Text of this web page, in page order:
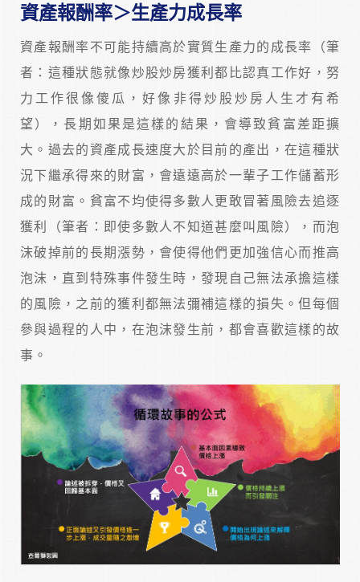
資產報酬率＞生產力成長率
資產報酬率不可能持續高於實質生產力的成長率（筆
者：這種狀態就像炒股炒房獲利都比認真工作好，努
力工作很像傻瓜，好像非得炒股炒房人生才有希
望），長期如果是這樣的結果，會導致貧富差距擴
大。過去的資產成長速度大於目前的產出，在這種狀
況下繼承得來的財富，會遠遠高於一輩子工作儲蓄形
成的財富。貧富不均使得多數人更敢冒著風險去追逐
獲利（筆者：即使多數人不知道甚麼叫風險），而泡
沫破掉前的長期漲勢，會使得他們更加強信心而推高
泡沫，直到特殊事件發生時，發現自己無法承擔這樣
的風險，之前的獲利都無法彌補這樣的損失。但每個
參與過程的人中，在泡沫發生前，都會喜歡這樣的故
事。